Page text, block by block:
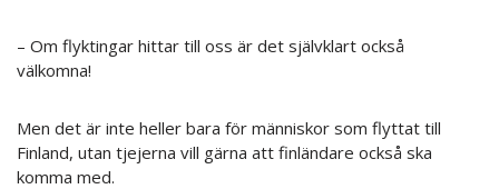
– Om flyktingar hittar till oss är det självklart också
välkomna!
Men det är inte heller bara för människor som flyttat till
Finland, utan tjejerna vill gärna att finländare också ska
komma med.